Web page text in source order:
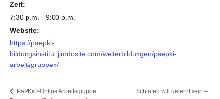
Zeit:
7:30 p.m. - 9:00 p.m.
Website:
https://paepki-
bildungsinstitut.jimdosite.com/weiterbildungen/paepki-
arbeitsgruppen/
PäPKi®-Online Arbeitsgruppe:
Schlafen will gelernt sein –